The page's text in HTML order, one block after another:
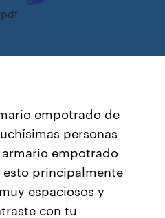
empotrado de
personas
empotrado
esto principalmente
espaciosos y
con tu